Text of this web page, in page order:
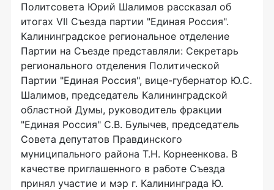
Политсовета Юрий Шалимов рассказал об
итогах VII Съезда партии "Единая Россия".
Калининградское региональное отделение
Партии на Съезде представляли: Секретарь
регионального отделения Политической
Партии "Единая Россия", вице-губернатор Ю.С.
Шалимов, председатель Калининградской
областной Думы, руководитель фракции
"Единая Россия" С.В. Булычев, председатель
Совета депутатов Правдинского
муниципального района Т.Н. Корнеенкова. В
качестве приглашенного в работе Съезда
принял участие и мэр г. Калининграда Ю.